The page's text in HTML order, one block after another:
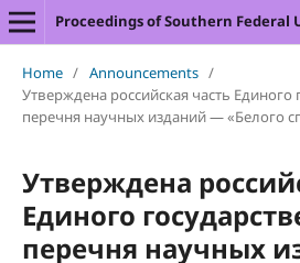
Proceedings of Southern Federal
Home / Announcements /
Утверждена российская часть Единого
перечня научных изданий — «Белого
Утверждена
Единого
перечня научных